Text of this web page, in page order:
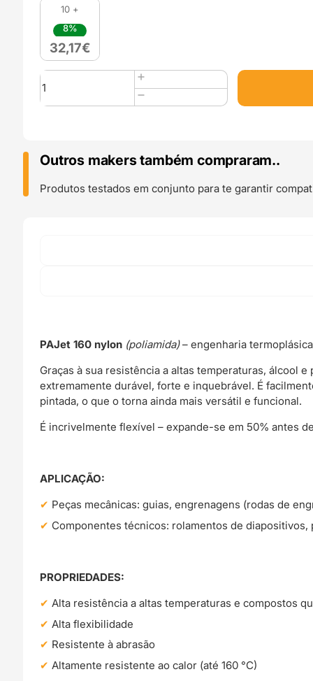
10 +
8%
32,17€
Quantidade
de
Nylon
160
Natur
-
Outros makers também compraram..
Produtos testados em conjunto para te garantir
PAJet 160 nylon (poliamida)– engenharia termoplásica
Graças à sua resistência a altas temperaturas, álcool
extremamente durável, forte e inquebrável. É
pintada, o que o torna ainda mais versátil e funcional.
É incrivelmente flexível – expande-se em 50% antes
APLICAÇÃO:
Peças mecânicas: guias, engrenagens (rodas de
Componentes técnicos: rolamentos de diapositivos,
PROPRIEDADES:
Alta resistência a altas temperaturas e compostos
Alta flexibilidade
Resistente à abrasão
Altamente resistente ao calor (até 160 °C)